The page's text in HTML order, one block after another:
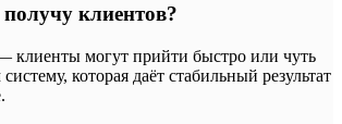
клиентов?
клиенты могут прийти быстро или чуть
которая даёт стабильный результат